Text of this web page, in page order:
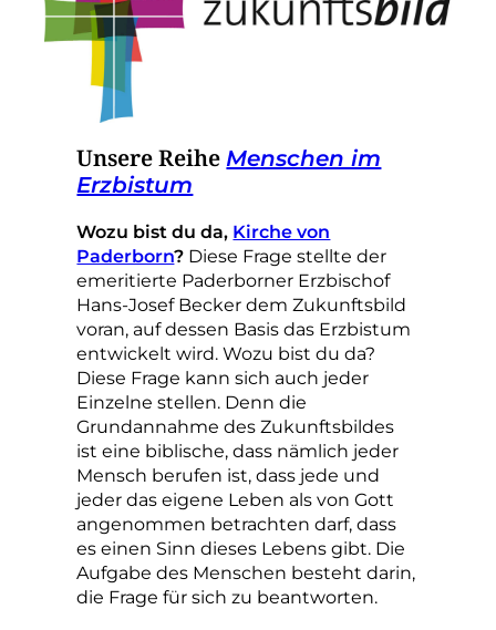
Unsere Reihe Menschen im
Erzbistum
Wozu bist du da, Kirche von
Paderborn? Diese Frage stellte der
emeritierte Paderborner Erzbischof
Hans-Josef Becker dem Zukunftsbild
voran, auf dessen Basis das Erzbistum
entwickelt wird. Wozu bist du da?
Diese Frage kann sich auch jeder
Einzelne stellen. Denn die
Grundannahme des Zukunftsbildes
ist eine biblische, dass nämlich jeder
Mensch berufen ist, dass jede und
jeder das eigene Leben als von Gott
angenommen betrachten darf, dass
es einen Sinn dieses Lebens gibt. Die
Aufgabe des Menschen besteht darin,
die Frage für sich zu beantworten.